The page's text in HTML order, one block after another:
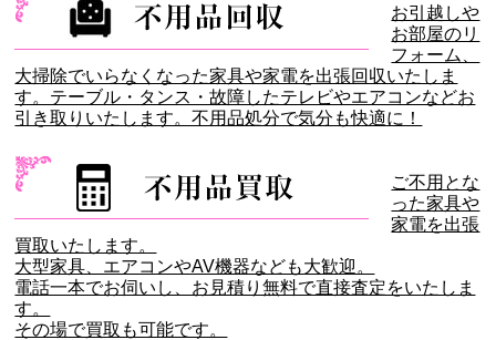
お引越しや
お部屋のリ
フォーム、
大掃除でいらなくなった家具や家電を出張回収いたしま
す。テーブル・タンス・故障したテレビやエアコンなどお
引き取りいたします。不用品処分で気分も快適に！
ご不用とな
った家具や
家電を出張
買取いたします。
大型家具、エアコンやAV機器なども大歓迎。
電話一本でお伺いし、お見積り無料で直接査定をいたしま
す。
その場で買取も可能です。